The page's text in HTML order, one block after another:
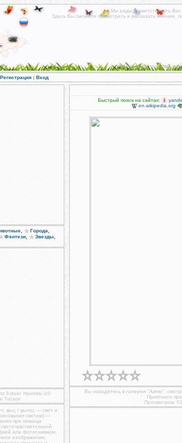
Мы рады приветствовать
Здесь Вы сможете посмотреть и высказать мнение,
Альбомы фотографий на
Регистрация | Вход
Города
Фэнтези Звезды
3-door Hyundai i10
Tucson
φως / φωτος — свет и
светом) —
при помощи
или фотоснимком,
изображение,
Быстрый поиск на сайтах:
en.wikipedia.org
Вы находитесь в галереи "Авто",
Приятного
Просмотров: